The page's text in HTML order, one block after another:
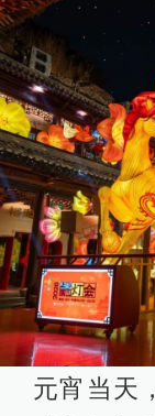
元宵当天